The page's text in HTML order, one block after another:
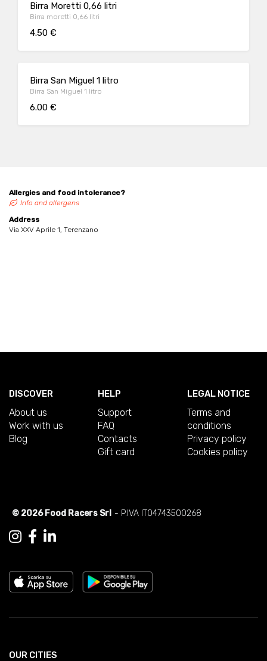
Birra Moretti 0,66 litri
Birra moretti 0,66 litri
4.50 €
Birra San Miguel 1 litro
Birra San Miguel 1 litro
6.00 €
Allergies and food intolerance?
Info and allergens
Address
Via XXV Aprile 1, Terenzano
DISCOVER
About us
Work with us
Blog
HELP
Support
FAQ
Contacts
Gift card
LEGAL NOTICE
Terms and
conditions
Privacy policy
Cookies policy
© 2026 Food Racers Srl - P.IVA IT04743500268
OUR CITIES